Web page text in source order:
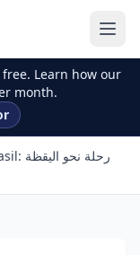
Learn how our
month.